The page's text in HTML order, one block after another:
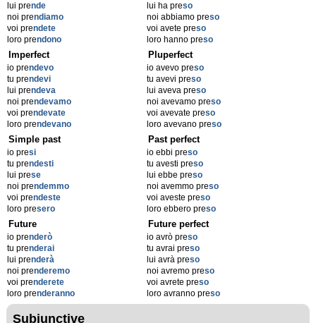
lui prende
noi prendiamo
voi prendete
loro prendono
lui ha preso
noi abbiamo preso
voi avete preso
loro hanno preso
Imperfect
io prendevo
tu prendevi
lui prendeva
noi prendevamo
voi prendevate
loro prendevano
Pluperfect
io avevo preso
tu avevi preso
lui aveva preso
noi avevamo preso
voi avevate preso
loro avevano preso
Simple past
io presi
tu prendesti
lui prese
noi prendemmo
voi prendeste
loro presero
Past perfect
io ebbi preso
tu avesti preso
lui ebbe preso
noi avemmo preso
voi aveste preso
loro ebbero preso
Future
io prenderò
tu prenderai
lui prenderà
noi prenderemo
voi prenderete
loro prenderanno
Future perfect
io avrò preso
tu avrai preso
lui avrà preso
noi avremo preso
voi avrete preso
loro avranno preso
Subjunctive